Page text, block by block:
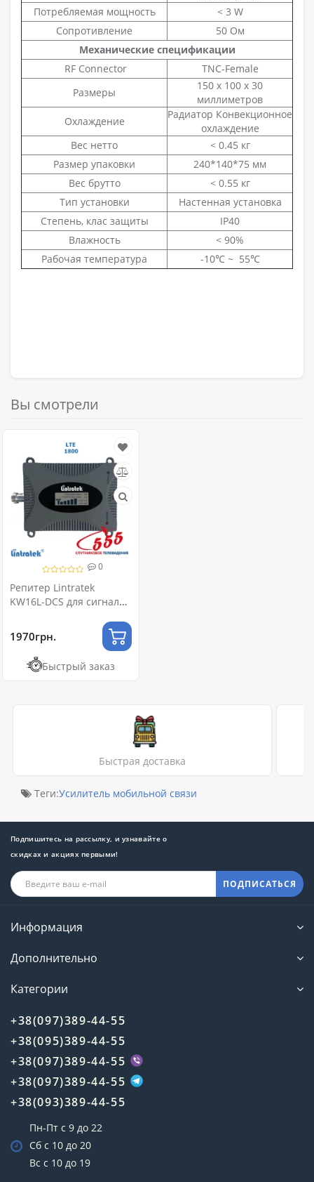
Потребляемая мощность
< 3 W
Сопротивление
50 Ом
Механические спецификации
RF Connector
TNC-Female
Размеры
150 x 100 x 30
миллиметров
Охлаждение
Радиатор Конвекционное
охлаждение
Вес нетто
< 0.45 кг
Размер упаковки
240*140*75 мм
Вес брутто
< 0.55 кг
Тип установки
Настенная установка
Степень, клас защиты
IP40
Влажность
< 90%
Рабочая температура
-10℃ ~ 55℃
Вы смотрели
0
Репитер Lintratek
KW16L-DCS для сигнала
1970грн.
Быстрый заказ
Быстрая доставка
Теги:Усилитель мобильной связи
Подпишитесь на рассылку, и узнавайте о
скидках и акциях первыми!
ПОДПИСАТЬСЯ
Информация
Дополнительно
Категории
+38(097)389-44-55
+38(095)389-44-55
+38(097)389-44-55
+38(097)389-44-55
+38(093)389-44-55
Пн-Пт с 9 до 22
Сб с 10 до 20
Вс с 10 до 19